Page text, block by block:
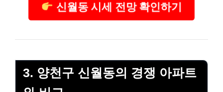
신월동 시세 전망 확인하기
3. 양천구 신월동의 경쟁 아파트